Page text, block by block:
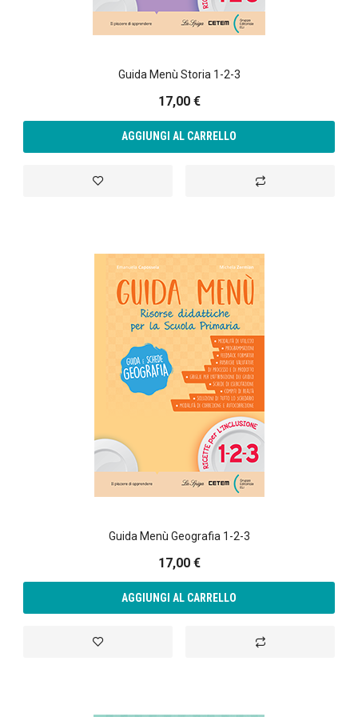
annunci, per fornire funzionalità dei social media e per
analizzare il nostro traffico. Condividiamo inoltre
nostri partner che si occupano di analisi dei dati web,
pubblicità e social media, i quali potrebbero combinarle
raccolto dal suo utilizzo dei loro servizi.
Guida Menù Storia 1-2-3
17,00 €
AGGIUNGI AL CARRELLO
Aggiungi alla lista desideri Aggiungi al
Guida Menù Geografia 1-2-3
17,00 €
AGGIUNGI AL CARRELLO
Aggiungi alla lista desideri Aggiungi al